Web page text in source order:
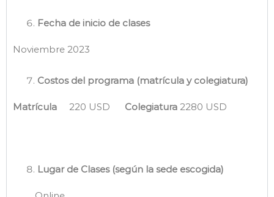
Fecha de inicio de clases
Noviembre 2023
Costos del programa (matrícula y colegiatura)
Matrícula 220 USD Colegiatura 2280 USD
Lugar de Clases (según la sede escogida)